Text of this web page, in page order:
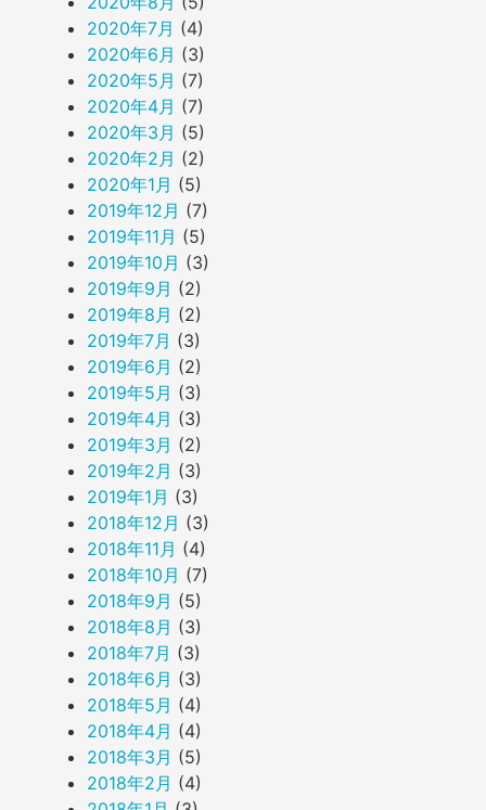
2020年7月 (4)
2020年6月 (3)
2020年5月 (7)
2020年4月 (7)
2020年3月 (5)
2020年2月 (2)
2020年1月 (5)
2019年12月 (7)
2019年11月 (5)
2019年10月 (3)
2019年9月 (2)
2019年8月 (2)
2019年7月 (3)
2019年6月 (2)
2019年5月 (3)
2019年4月 (3)
2019年3月 (2)
2019年2月 (3)
2019年1月 (3)
2018年12月 (3)
2018年11月 (4)
2018年10月 (7)
2018年9月 (5)
2018年8月 (3)
2018年7月 (3)
2018年6月 (3)
2018年5月 (4)
2018年4月 (4)
2018年3月 (5)
2018年2月 (4)